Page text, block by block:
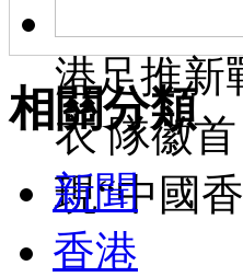
港足推新
衣 隊徽首
現“中國香
相關分類
新聞
香港